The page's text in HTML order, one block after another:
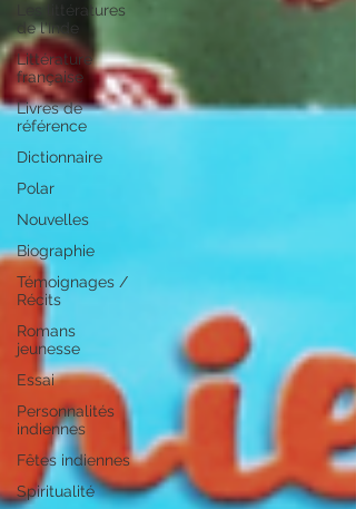
Les littératures
de l'Inde
Littérature
française
Livres de
référence
Dictionnaire
Polar
Nouvelles
Biographie
Témoignages /
Récits
Romans
jeunesse
Essai
Personnalités
indiennes
Fêtes indiennes
Spiritualité